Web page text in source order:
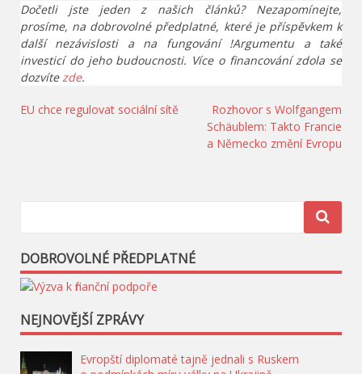
Dočetli jste jeden z našich článků? Nezapomínejte,
prosíme, na dobrovolné předplatné, které je příspěvkem k
další nezávislosti a na fungování !Argumentu a také
investicí do jeho budoucnosti. Více o financování zdola se
dozvítezde.
Navigace
EU chce regulovat sociální sítě
Rozhovor s Wolfgangem
Schäublem: Takto Francie
a Německo změní Evropu
DOBROVOLNÉ PŘEDPLATNÉ
NEJNOVĚJŠÍ ZPRÁVY
Evropští diplomaté tajně jednali s Ruskem